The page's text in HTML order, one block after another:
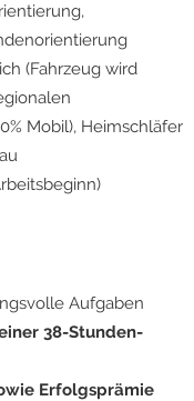
(Fahrzeug wird
Mobil), Heimschläfer
Aufgaben
38-Stunden-
Erfolgsprämie